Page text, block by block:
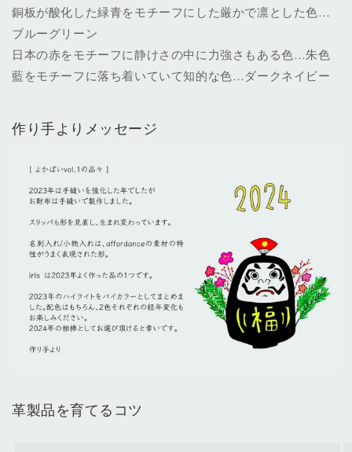
銅板が酸化した緑青をモチーフにした厳かで凛とした色…
ブルーグリーン
日本の赤をモチーフに静けさの中に力強さもある色…朱色
藍をモチーフに落ち着いていて知的な色…ダークネイビー
作り手よりメッセージ
革製品を育てるコツ